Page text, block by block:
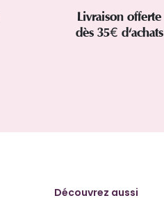
Livraison offerte
dès 35€ d'achats
Découvrez aussi